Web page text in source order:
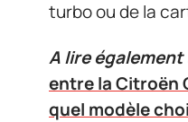
turbo ou de la
A lire également
entre la Citroën
quel modèle